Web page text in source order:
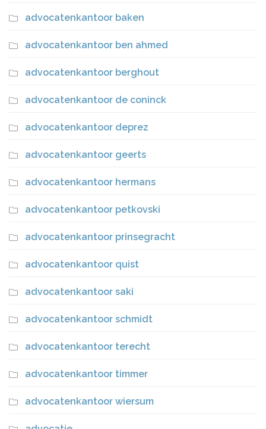
advocatenkantoor baken
advocatenkantoor ben ahmed
advocatenkantoor berghout
advocatenkantoor de coninck
advocatenkantoor deprez
advocatenkantoor geerts
advocatenkantoor hermans
advocatenkantoor petkovski
advocatenkantoor prinsegracht
advocatenkantoor quist
advocatenkantoor saki
advocatenkantoor schmidt
advocatenkantoor terecht
advocatenkantoor timmer
advocatenkantoor wiersum